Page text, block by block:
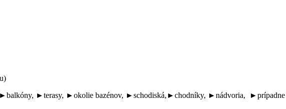
►balkóny, ►terasy, ►okolie bazénov, ►schodiská,►chodníky, ►nádvoria, ►prípadne